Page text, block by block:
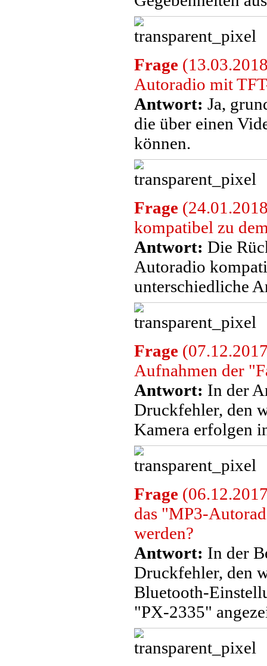
Frage
Autoradio mit
Antwort: Ja,
die über einen
können.
Frage
kompatibel zu
Antwort: Die
Autoradio
unterschiedliche
Frage
Aufnahmen der
Antwort: In der
Druckfehler, den
Kamera erfolgen
Frage
das "MP3-
werden?
Antwort: In der
Druckfehler, den
Bluetooth-
"PX-2335"